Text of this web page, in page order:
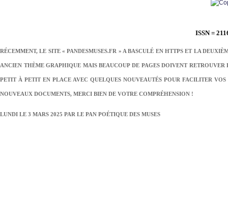
ISSN =
RÉCEMMENT, LE SITE « PANDESMUSES.FR » A BASCULÉ EN HTTPS ET LA
ANCIEN THÈME GRAPHIQUE MAIS BEAUCOUP DE PAGES DOIVENT
PETIT À PETIT EN PLACE AVEC QUELQUES NOUVEAUTÉS POUR FACILITER
NOUVEAUX DOCUMENTS, MERCI BIEN DE VOTRE COMPRÉHENSION !
LUNDI LE 3 MARS 2025 PAR LE PAN POÉTIQUE DES MUSES